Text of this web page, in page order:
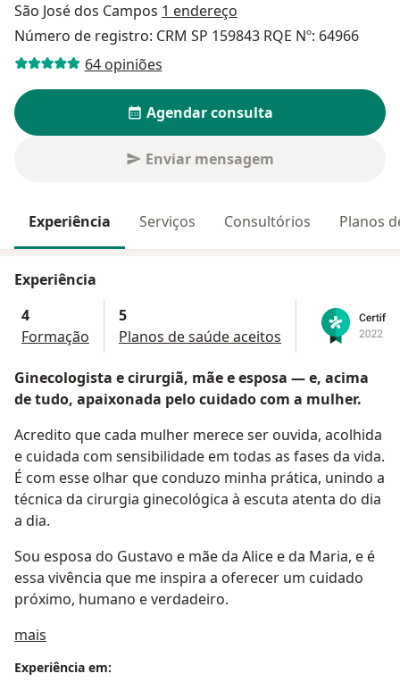
São José dos Campos 1 endereço
Número de registro: CRM SP 159843 RQE Nº: 64966
64 opiniões
Agendar consulta
Enviar mensagem
Experiência Serviços Consultórios Planos
Experiência
4
Formação
5
Planos de saúde aceitos
Ginecologista e cirurgiã, mãe e esposa — e, acima
de tudo, apaixonada pelo cuidado com a mulher.
Acredito que cada mulher merece ser ouvida, acolhida
e cuidada com sensibilidade em todas as fases da vida.
É com esse olhar que conduzo minha prática, unindo a
técnica da cirurgia ginecológica à escuta atenta do dia
a dia.
Sou esposa do Gustavo e mãe da Alice e da Maria, e é
essa vivência que me inspira a oferecer um cuidado
próximo, humano e verdadeiro.
mais
Experiência em: